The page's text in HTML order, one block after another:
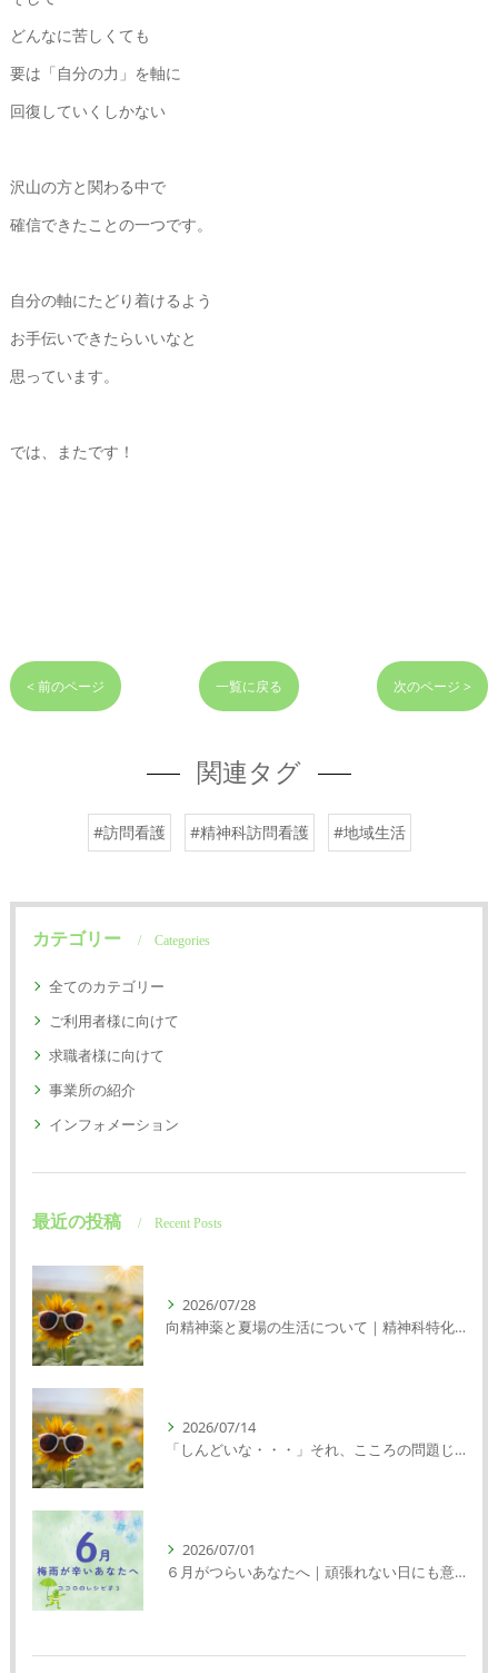
どんなに苦しくても
要は「自分の力」を軸に
回復していくしかない
沢山の方と関わる中で
確信できたことの一つです。
自分の軸にたどり着けるよう
お手伝いできたらいいなと
思っています。
では、またです！
< 前のページ 一覧に戻る 次のページ >
関連タグ
#訪問看護 #精神科訪問看護 #地域生活
カテゴリー Categories
全てのカテゴリー
ご利用者様に向けて
求職者様に向けて
事業所の紹介
インフォメーション
最近の投稿 Recent Posts
2026/07/28
向精神薬と夏場の生活について｜精神科特化訪問看護ミント【明石市・神戸市垂水区・神戸市西区】
2026/07/14
「しんどいな・・・」それ、こころの問題じゃないかもしれません｜精神科特化訪問看護ミント【明石市・神戸市西区・垂水区】
2026/07/01
６月がつらいあなたへ｜頑張れない日にも意味がある